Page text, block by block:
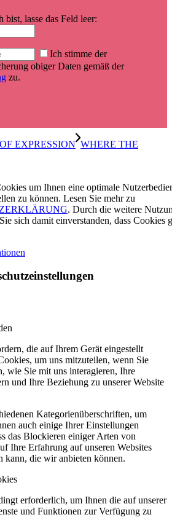
bist, lasse das Feld leer:
Ich stimme der
obiger Daten gemäß der
zu.
EXPRESSION WHERE THE
um Ihnen eine optimale
zu können. Lesen Sie mehr zu
. Durch die weitere
sich damit einverstanden, dass Cookies
die auf Ihrem Gerät eingestellt
um uns mitzuteilen, wenn Sie
wie Sie mit uns interagieren, Ihre
und Ihre Beziehung zu unserer Website
Kategorienüberschriften, um
auch einige Ihrer Einstellungen
das Blockieren einiger Arten von
Ihre Erfahrung auf unseren Websites
kann, die wir anbieten können.
erforderlich, um Ihnen die auf unserer
und Funktionen zur Verfügung zu